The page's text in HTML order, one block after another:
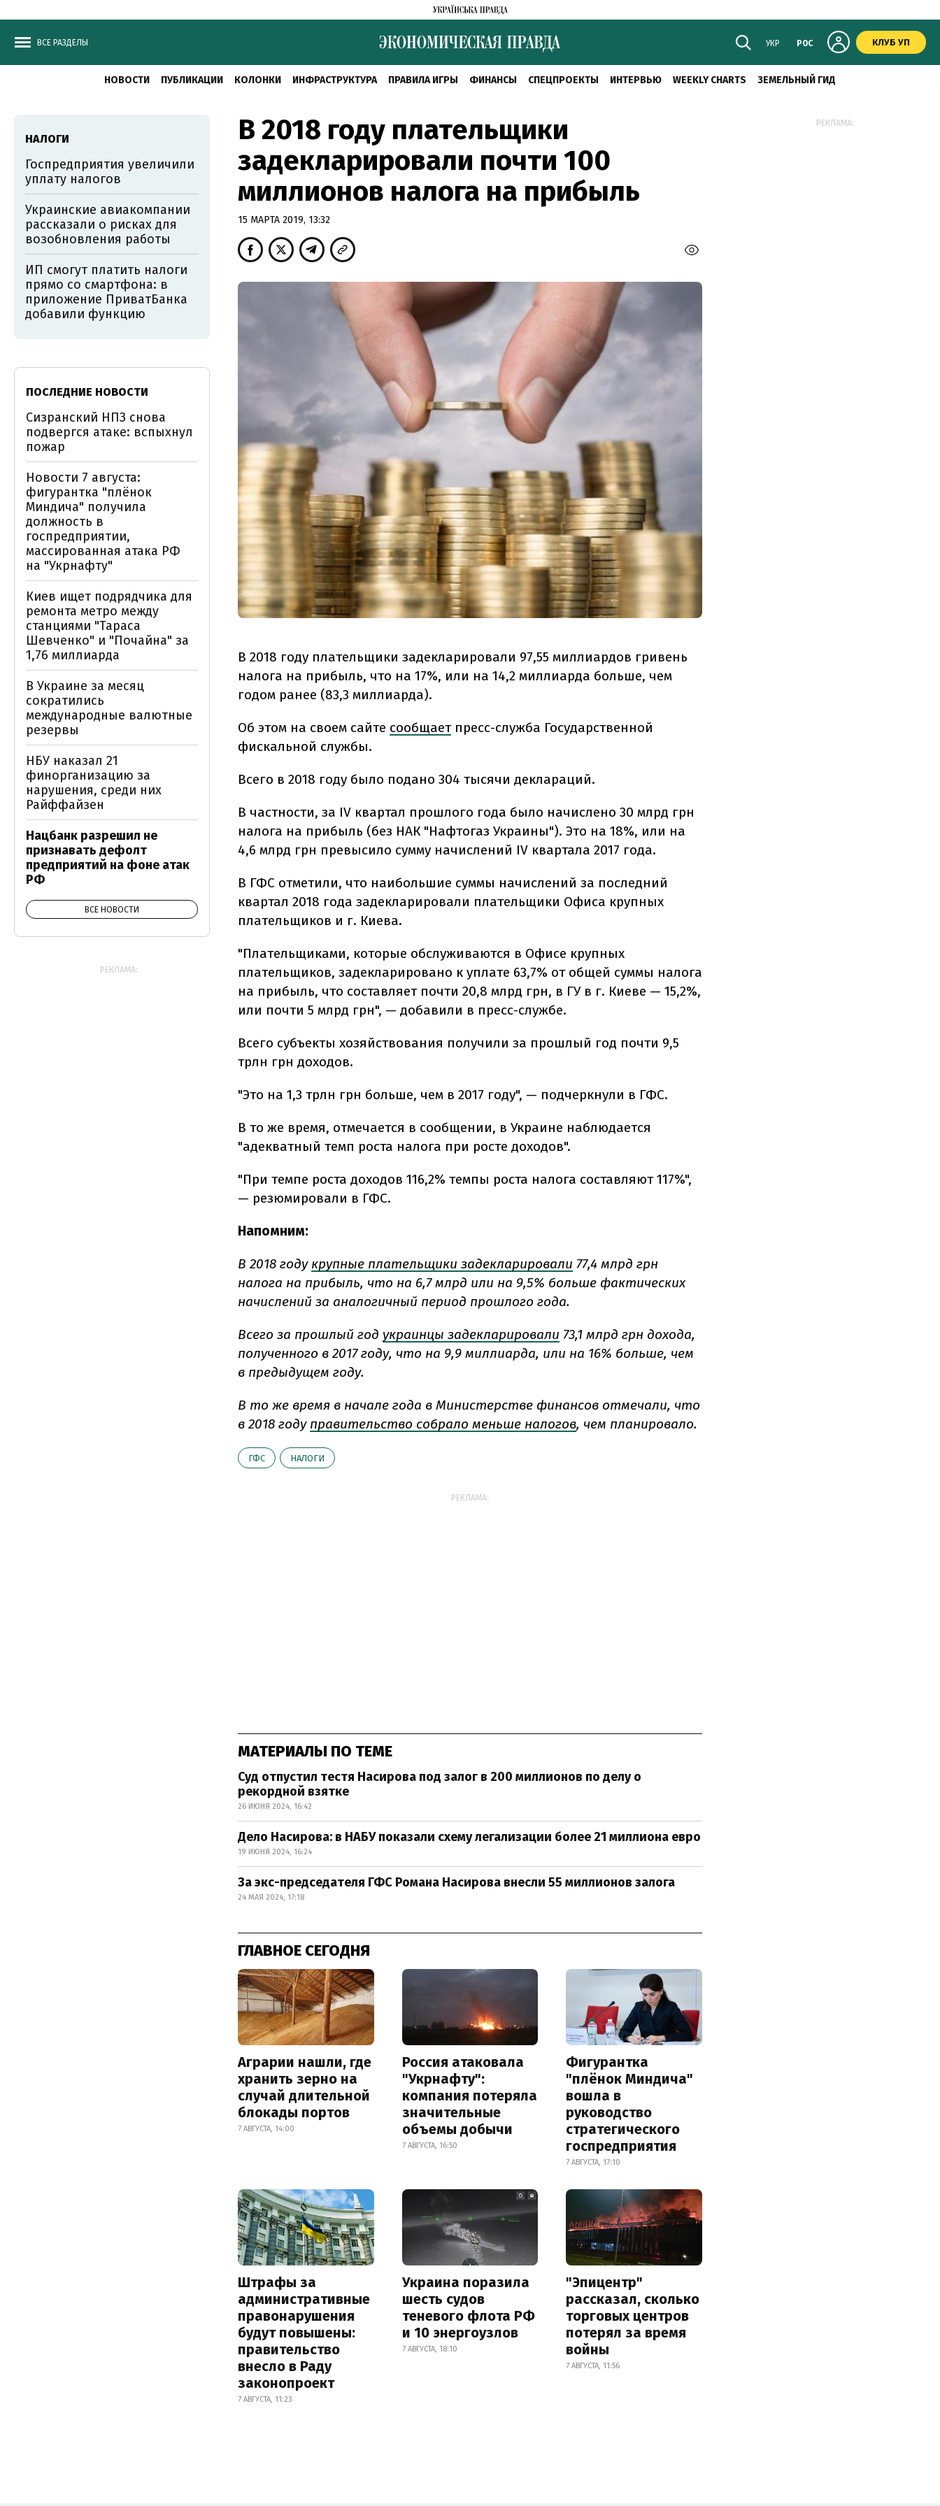
ВСЕ РАЗДЕЛЫ УКР РОС КЛУБ УП
НОВОСТИ ПУБЛИКАЦИИ КОЛОНКИ ИНФРАСТРУКТУРА ПРАВИЛА ИГРЫ ФИНАНСЫ СПЕЦПРОЕКТЫ ИНТЕРВЬЮ WEEKLY CHARTS ЗЕМЕЛЬНЫЙ ГИД
В 2018 году плательщики
задекларировали почти 100
миллионов налога на прибыль
15 МАРТА 2019, 13:32
В 2018 году плательщики задекларировали 97,55 миллиардов гривень
налога на прибыль, что на 17%, или на 14,2 миллиарда больше, чем
годом ранее (83,3 миллиарда).
Об этом на своем сайте сообщаетпресс-служба Государственной
фискальной службы.
Всего в 2018 году было подано 304 тысячи деклараций.
В частности, за IV квартал прошлого года было начислено 30 млрд грн
налога на прибыль (без НАК "Нафтогаз Украины"). Это на 18%, или на
4,6 млрд грн превысило сумму начислений IV квартала 2017 года.
В ГФС отметили, что наибольшие суммы начислений за последний
квартал 2018 года задекларировали плательщики Офиса крупных
плательщиков и г. Киева.
"Плательщиками, которые обслуживаются в Офисе крупных
плательщиков, задекларировано к уплате 63,7% от общей суммы налога
на прибыль, что составляет почти 20,8 млрд грн, в ГУ в г. Киеве — 15,2%,
или почти 5 млрд грн", — добавили в пресс-службе.
Всего субъекты хозяйствования получили за прошлый год почти 9,5
трлн грн доходов.
"Это на 1,3 трлн грн больше, чем в 2017 году", — подчеркнули в ГФС.
В то же время, отмечается в сообщении, в Украине наблюдается
"адекватный темп роста налога при росте доходов".
"При темпе роста доходов 116,2% темпы роста налога составляют 117%",
— резюмировали в ГФС.
Напомним:
В 2018 году крупные плательщики задекларировали 77,4 млрд грн
налога на прибыль, что на 6,7 млрд или на 9,5% больше фактических
начислений за аналогичный период прошлого года.
Всего за прошлый год украинцы задекларировали 73,1 млрд грн дохода,
полученного в 2017 году, что на 9,9 миллиарда, или на 16% больше, чем
в предыдущем году.
В то же время в начале года в Министерстве финансов отмечали, что
в 2018 году правительство собрало меньше налогов, чем планировало.
ГФС НАЛОГИ
РЕКЛАМА:
МАТЕРИАЛЫ ПО ТЕМЕ
Суд отпустил тестя Насирова под залог в 200 миллионов по делу о
рекордной взятке
26 ИЮНЯ 2024, 16:42
Дело Насирова: в НАБУ показали схему легализации более 21 миллиона евро
19 ИЮНЯ 2024, 16:24
За экс-председателя ГФС Романа Насирова внесли 55 миллионов залога
24 МАЯ 2024, 17:18
ГЛАВНОЕ СЕГОДНЯ
Аграрии нашли, где
хранить зерно на
случай длительной
блокады портов
7 АВГУСТА, 14:00
Россия атаковала
"Укрнафту":
компания потеряла
значительные
объемы добычи
7 АВГУСТА, 16:50
Фигурантка
"плёнок Миндича"
вошла в
руководство
стратегического
госпредприятия
7 АВГУСТА, 17:10
Штрафы за
административные
правонарушения
будут повышены:
правительство
внесло в Раду
законопроект
7 АВГУСТА, 11:23
Украина поразила
шесть судов
теневого флота РФ
и 10 энергоузлов
7 АВГУСТА, 18:10
"Эпицентр"
рассказал, сколько
торговых центров
потерял за время
войны
7 АВГУСТА, 11:56
НАЛОГИ
Госпредприятия увеличили
уплату налогов
Украинские авиакомпании
рассказали о рисках для
возобновления работы
ИП смогут платить налоги
прямо со смартфона: в
приложение ПриватБанка
добавили функцию
ПОСЛЕДНИЕ НОВОСТИ
Сизранский НПЗ снова
подвергся атаке: вспыхнул
пожар
Новости 7 августа:
фигурантка "плёнок
Миндича" получила
должность в
госпредприятии,
массированная атака РФ
на "Укрнафту"
Киев ищет подрядчика для
ремонта метро между
станциями "Тараса
Шевченко" и "Почайна" за
1,76 миллиарда
В Украине за месяц
сократились
международные валютные
резервы
НБУ наказал 21
финорганизацию за
нарушения, среди них
Райффайзен
Нацбанк разрешил не
признавать дефолт
предприятий на фоне атак
РФ
ВСЕ НОВОСТИ
РЕКЛАМА:
РЕКЛАМА: